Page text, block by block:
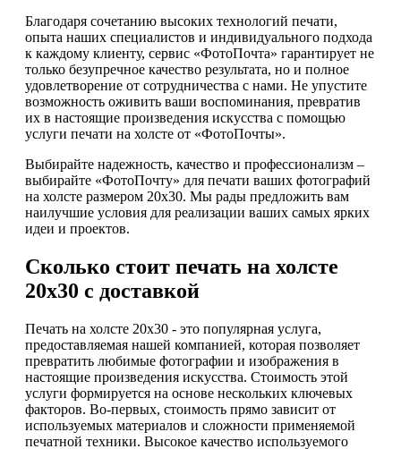
Благодаря сочетанию высоких технологий печати,
опыта наших специалистов и индивидуального подхода
к каждому клиенту, сервис «ФотоПочта» гарантирует не
только безупречное качество результата, но и полное
удовлетворение от сотрудничества с нами. Не упустите
возможность оживить ваши воспоминания, превратив
их в настоящие произведения искусства с помощью
услуги печати на холсте от «ФотоПочты».
Выбирайте надежность, качество и профессионализм –
выбирайте «ФотоПочту» для печати ваших фотографий
на холсте размером 20х30. Мы рады предложить вам
наилучшие условия для реализации ваших самых ярких
идеи и проектов.
Сколько стоит печать на холсте
20х30 с доставкой
Печать на холсте 20х30 - это популярная услуга,
предоставляемая нашей компанией, которая позволяет
превратить любимые фотографии и изображения в
настоящие произведения искусства. Стоимость этой
услуги формируется на основе нескольких ключевых
факторов. Во-первых, стоимость прямо зависит от
используемых материалов и сложности применяемой
печатной техники. Высокое качество используемого